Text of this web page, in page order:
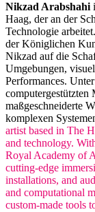
Nikzad Arabshahi
Haag, der an der
Technologie
der Königlichen
Nikzad auf die
Umgebungen,
Performances.
computergestützten
maßgeschneiderte
komplexen
artist based in The
and technology.
Royal Academy of
cutting-edge
installations, and
and computational
custom-made tools